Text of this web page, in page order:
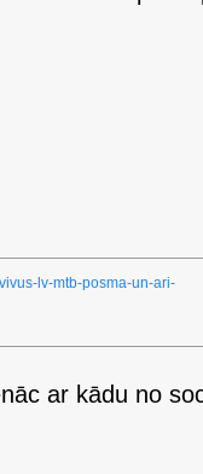
lv-mtb-posma-un-ari-
ar kādu no